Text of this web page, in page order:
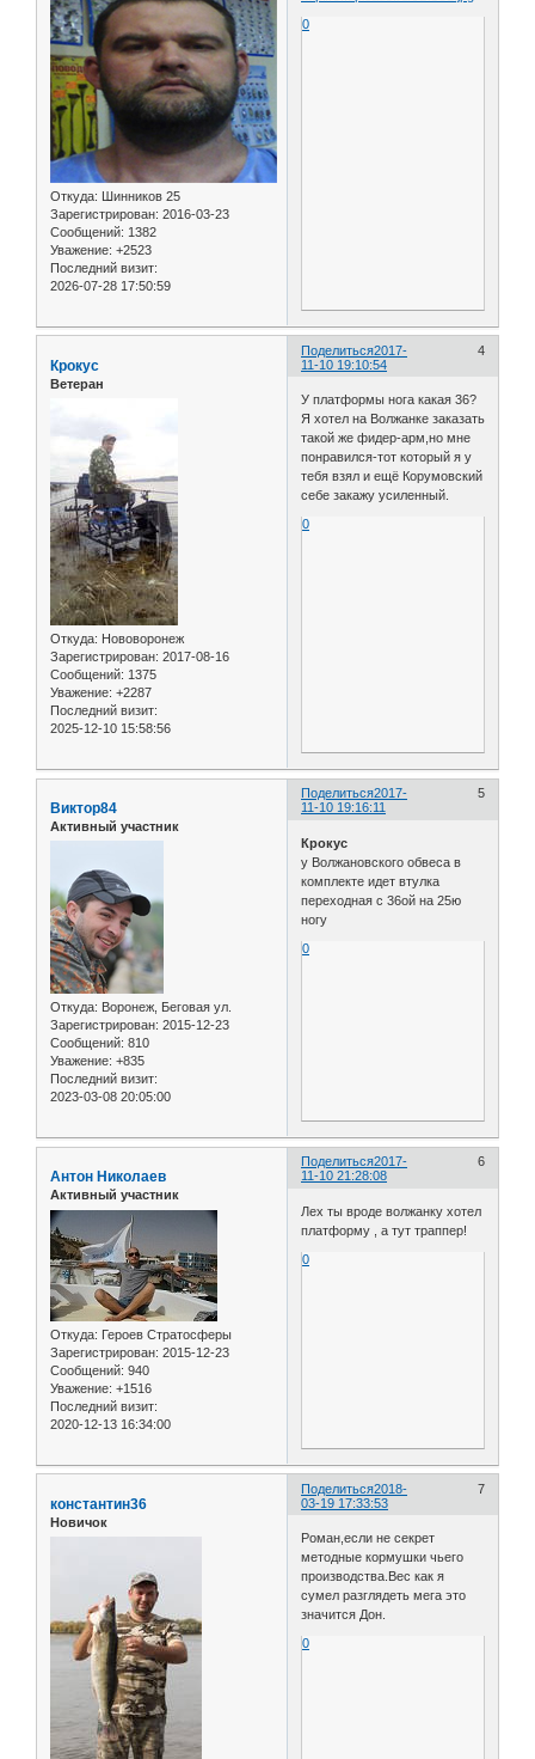
Откуда: Шинников 25
Зарегистрирован: 2016-03-23
Сообщений: 1382
Уважение: +2523
Последний визит:
2026-07-28 17:50:59
0
Поделиться 4
2017-
11-10 19:10:54
Крокус
Ветеран
Откуда: Нововоронеж
Зарегистрирован: 2017-08-16
Сообщений: 1375
Уважение: +2287
Последний визит:
2025-12-10 15:58:56
У платформы нога какая 36?
Я хотел на Волжанке заказать
такой же фидер-арм,но мне
понравился-тот который я у
тебя взял и ещё Корумовский
себе закажу усиленный.
0
Поделиться 5
2017-
11-10 19:16:11
Виктор84
Активный участник
Откуда: Воронеж, Беговая ул.
Зарегистрирован: 2015-12-23
Сообщений: 810
Уважение: +835
Последний визит:
2023-03-08 20:05:00
Крокус
у Волжановского обвеса в
комплекте идет втулка
переходная с 36ой на 25ю
ногу
0
Поделиться 6
2017-
11-10 21:28:08
Антон Николаев
Активный участник
Откуда: Героев Стратосферы
Зарегистрирован: 2015-12-23
Сообщений: 940
Уважение: +1516
Последний визит:
2020-12-13 16:34:00
Лех ты вроде волжанку хотел
платформу , а тут траппер!
0
Поделиться 7
2018-
03-19 17:33:53
константин36
Новичок
Роман,если не секрет
методные кормушки чьего
производства.Вес как я
сумел разглядеть мега это
значится Дон.
0